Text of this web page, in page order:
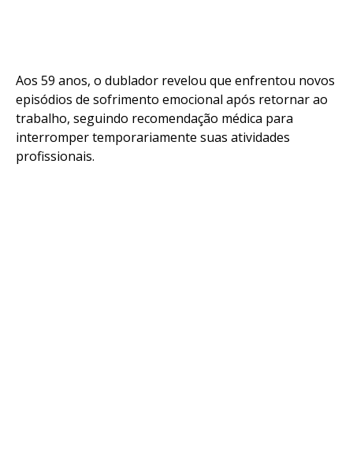
Aos 59 anos, o dublador revelou que enfrentou novos
episódios de sofrimento emocional após retornar ao
trabalho, seguindo recomendação médica para
interromper temporariamente suas atividades
profissionais.